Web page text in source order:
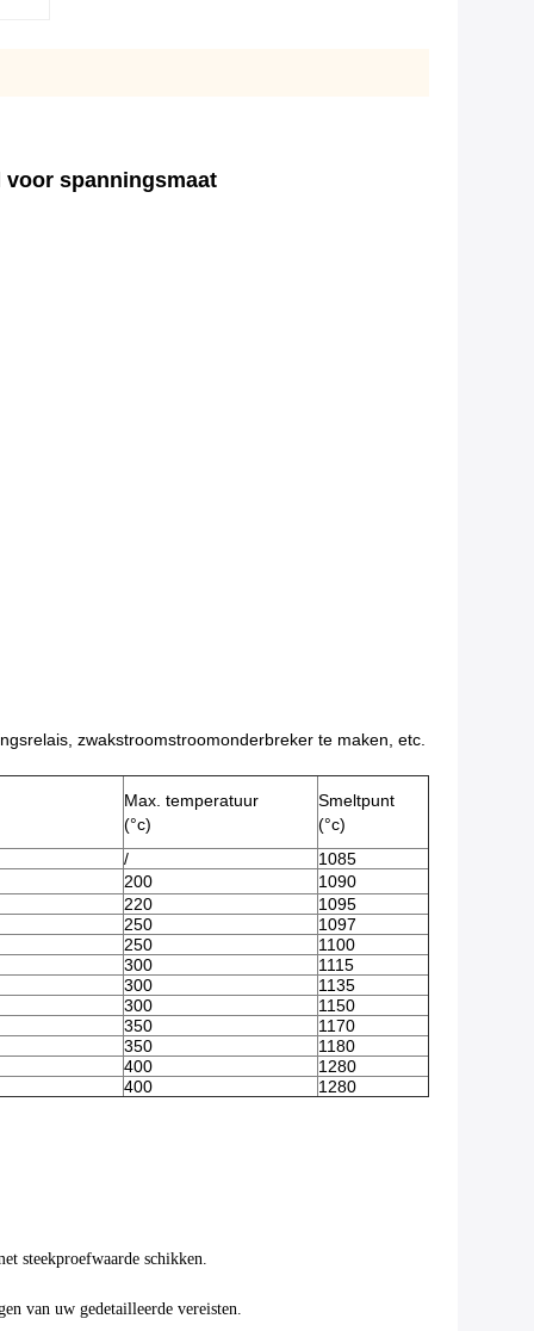
voor spanningsmaat
zwakstroomstroomonderbreker te maken, etc.
Max. temperatuur
(°c)
Smeltpunt
(°c)
/
1085
200
1090
220
1095
250
1097
250
1100
300
1115
300
1135
300
1150
350
1170
350
1180
400
1280
400
1280
steekproefwaarde schikken.
van uw gedetailleerde vereisten.